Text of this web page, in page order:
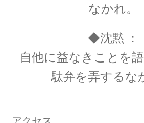
ジョン・A・フレミ
【マクスウェルの弟子は真空
た】
なかれ。
◆沈黙 ：
自他に益なきことを語
駄弁を弄するな